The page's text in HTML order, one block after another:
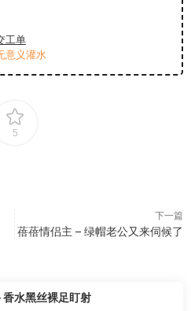
工单
意义灌水
5
下一篇
蓓蓓情侣主 – 绿帽老公又来伺候了
香水黑丝裸足盯射